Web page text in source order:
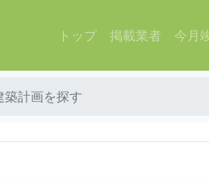
トップ 掲載業者 今月
築計画を探す